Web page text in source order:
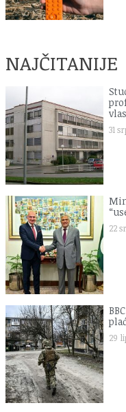
NAJČITANIJE
31
22
29